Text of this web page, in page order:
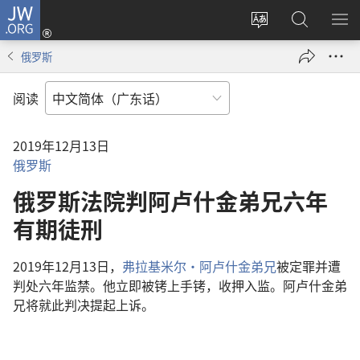
JW.ORG
更
登
录
（打
搜
索
JW.ORG
显
俄罗斯
阅读
2019年12月13日
俄罗斯
俄罗斯法院判阿卢什金弟兄六年
有期徒刑
2019年12月13日， 弗拉基米尔·阿卢什金弟兄被定罪并遭
判处六年监禁。他立即被铐上手铐，收押入监。阿卢什金弟
兄将就此判决提起上诉。